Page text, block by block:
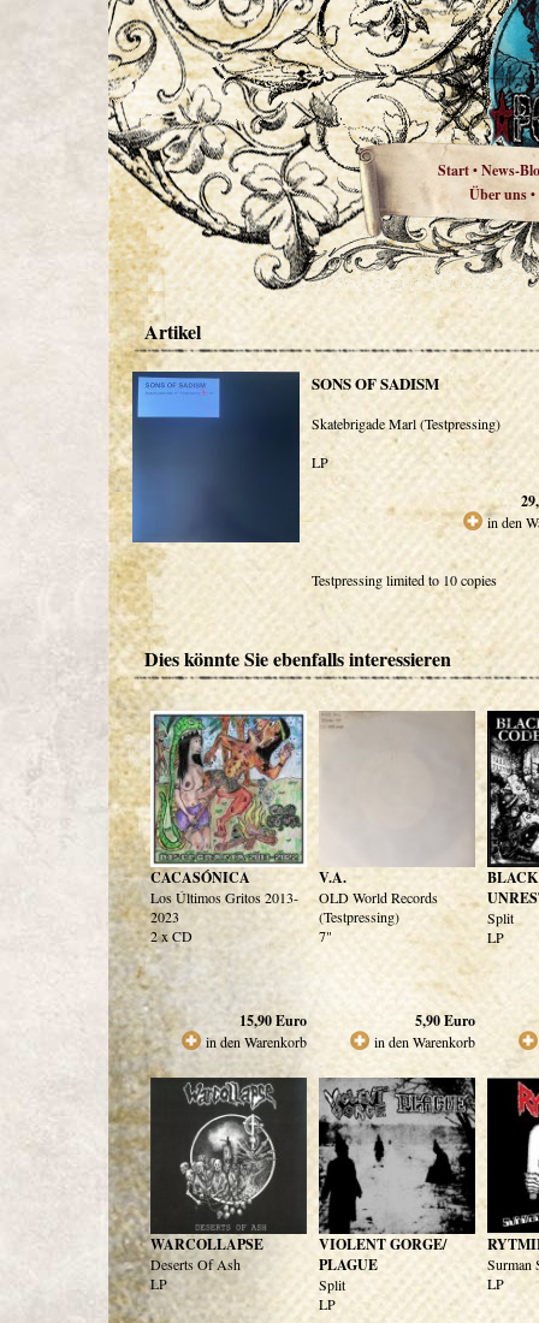
Start•News-
Über uns•
Artikel
SONS OF SADISM
Skatebrigade Marl (Testpressing)
LP
in den
Testpressing limited to 10 copies
Dies könnte Sie ebenfalls interessieren
CACASÓNICA
Los Últimos Gritos 2013-
2023
2 x CD
15,90Euro
in den Warenkorb
V.A.
OLD World Records
(Testpressing)
7"
5,90Euro
in den Warenkorb
Split
LP
WARCOLLAPSE
Deserts Of Ash
LP
VIOLENT GORGE/
PLAGUE
Split
LP
Surman
LP